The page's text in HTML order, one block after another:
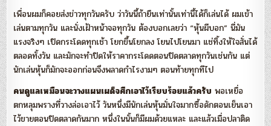
เพื่อนผมก็คอยส่งข่าวทุกวันครับ ว่าวันนี้ถ้ายืนเท่านั้นเท่านี้ได้ก็เล่นได้ ผมเข้า
เล่นตามทุกวัน และนั่งเฝ้าหน้าจอทุกวัน ต้องบอกเลยว่า “หุ้นผีบอก” นี่มัน
แรงจริงๆ เปิดกระโดดทุกเช้า โยกขึ้นโยกลง โยนไปโยนมา แช่ทิ้งให้ใจสั่นได้
ตลอดทั้งวัน และมักจะทำปิดให้ราคากระโดดตอนปิดตลาดทุกวันเช่นกัน แต่
นักเล่นหุ้นก็มักจะออกก่อนจึงพลาดกำไรงามๆ ตอนท้ายทุกทีไป
คนดูแลเหมือนจะวางแผนเผด็จศึกเอาไว้เรียบร้อยแล้วครับ พอเหยื่อ
ตกหลุมพรางที่วางล่อเอาไว้ วันหนึ่งมีนักเล่นหุ้นมั่นใจมากซื้อดักตอนเย็นเอา
ไว้ขายตอนปิดตลาดกันมาก หนึ่งในนั้นก็มีผมด้วยแหละ และแล้วเมื่อปลาติด